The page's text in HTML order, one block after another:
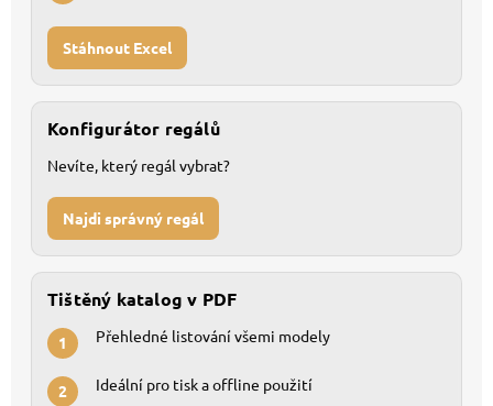
Stáhnout Excel
Konfigurátor regálů
Nevíte, který regál vybrat?
Najdi správný regál
Tištěný katalog v PDF
1 Přehledné listování všemi modely
2 Ideální pro tisk a offline použití